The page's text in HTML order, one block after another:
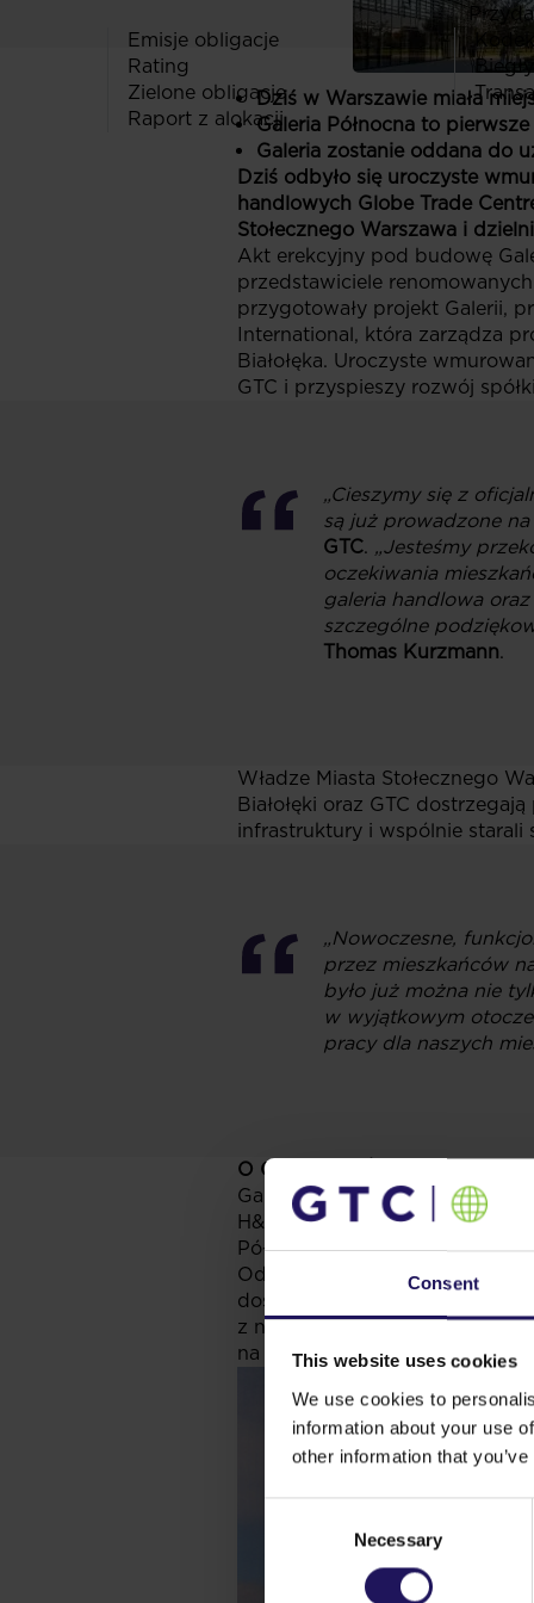
Consent
This website uses cookies
We use cookies to
information about your use
other information that
Necessary
Emisje obligacje
Rating
Zielone obligacje
Raport z alokacji
Dziś w Warszawie miała
Galeria Północna to
Galeria zostanie oddana do
Dziś odbyło się uroczyste
handlowych Globe Trade
Stołecznego Warszawa i
Akt erekcyjny pod budowę
przedstawiciele
przygotowały projekt Galerii,
International, która zarządza
Białołęka. Uroczyste
GTC i przyspieszy rozwój
„Cieszymy się z
są już prowadzone
GTC. „Jesteśmy
oczekiwania
galeria handlowa
szczególne
Thomas Kurzmann.
Władze Miasta Stołecznego
Białołęki oraz GTC
infrastruktury i wspólnie
„Nowoczesne,
przez mieszkańców
było już można nie
w wyjątkowym
pracy dla naszych
O GALERII PÓŁNOCNEJ
Galeria Północna już
H&M i wielu innych.
Północna udostępni
Odwiedzający będą mieli do
dostępny dach z ogrodem,
z najbardziej zielonych
na poziomie Gold. Otwarcie